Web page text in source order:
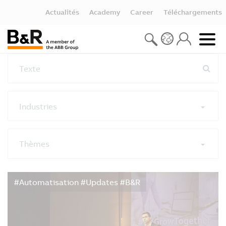
Actualités Academy Career Téléchargements
Texte
Industries
Thèmes
Réinitialiser les filtres
#Automatisation #Updates #B&R